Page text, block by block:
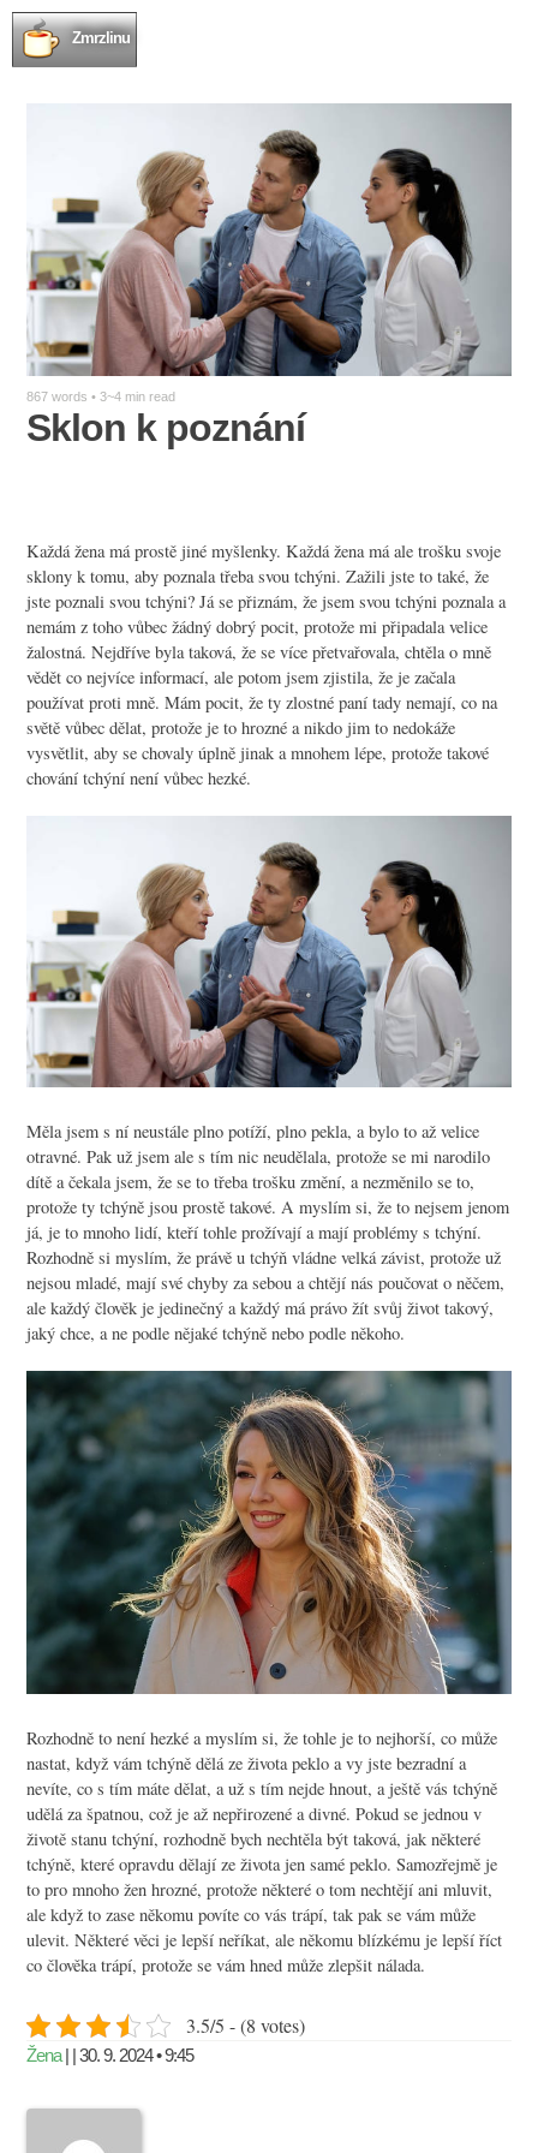
Zmrzlinu
867 words • 3~4 min read
Sklon k poznání
Každá žena má prostě jiné myšlenky. Každá žena má ale trošku svoje
sklony k tomu, aby poznala třeba svou tchýni. Zažili jste to také, že
jste poznali svou tchýni? Já se přiznám, že jsem svou tchýni poznala a
nemám z toho vůbec žádný dobrý pocit, protože mi připadala velice
žalostná. Nejdříve byla taková, že se více přetvařovala, chtěla o mně
vědět co nejvíce informací, ale potom jsem zjistila, že je začala
používat proti mně. Mám pocit, že ty zlostné paní tady nemají, co na
světě vůbec dělat, protože je to hrozné a nikdo jim to nedokáže
vysvětlit, aby se chovaly úplně jinak a mnohem lépe, protože takové
chování tchýní není vůbec hezké.
Měla jsem s ní neustále plno potíží, plno pekla, a bylo to až velice
otravné. Pak už jsem ale s tím nic neudělala, protože se mi narodilo
dítě a čekala jsem, že se to třeba trošku změní, a nezměnilo se to,
protože ty tchýně jsou prostě takové. A myslím si, že to nejsem jenom
já, je to mnoho lidí, kteří tohle prožívají a mají problémy s tchýní.
Rozhodně si myslím, že právě u tchýň vládne velká závist, protože už
nejsou mladé, mají své chyby za sebou a chtějí nás poučovat o něčem,
ale každý člověk je jedinečný a každý má právo žít svůj život takový,
jaký chce, a ne podle nějaké tchýně nebo podle někoho.
Rozhodně to není hezké a myslím si, že tohle je to nejhorší, co může
nastat, když vám tchýně dělá ze života peklo a vy jste bezradní a
nevíte, co s tím máte dělat, a už s tím nejde hnout, a ještě vás tchýně
udělá za špatnou, což je až nepřirozené a divné. Pokud se jednou v
životě stanu tchýní, rozhodně bych nechtěla být taková, jak některé
tchýně, které opravdu dělají ze života jen samé peklo. Samozřejmě je
to pro mnoho žen hrozné, protože některé o tom nechtějí ani mluvit,
ale když to zase někomu povíte co vás trápí, tak pak se vám může
ulevit. Některé věci je lepší neříkat, ale někomu blízkému je lepší říct
co člověka trápí, protože se vám hned může zlepšit nálada.
3.5/5 - (8 votes)
Žena| | 30. 9. 2024 • 9:45